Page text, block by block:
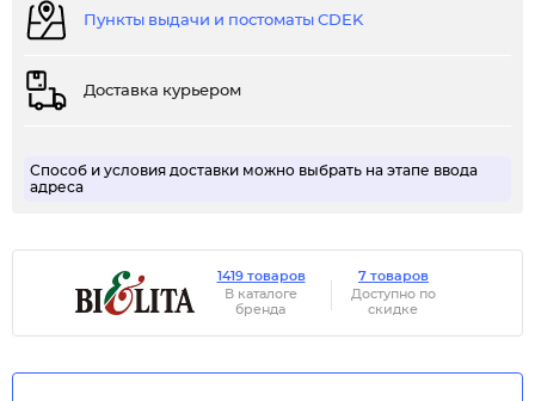
Пункты выдачи и постоматы CDEK
Доставка курьером
Способ и условия доставки можно выбрать на этапе ввода
адреса
1419 товаров
В каталоге
бренда
7 товаров
Доступно по
скидке